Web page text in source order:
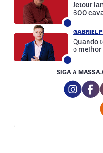
Jetour
600
GABRIEL
Quando
o melhor
SIGA A